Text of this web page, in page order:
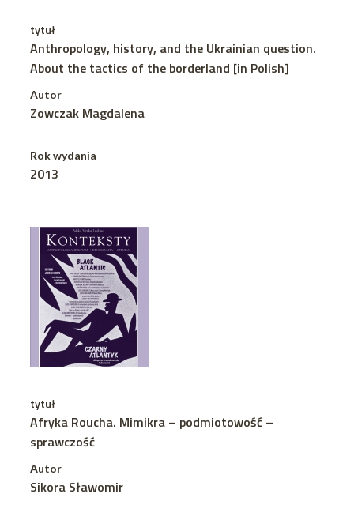
tytuł
Anthropology, history, and the Ukrainian question.
About the tactics of the borderland [in Polish]
Autor
Zowczak Magdalena
Rok wydania
2013
tytuł
Afryka Roucha. Mimikra – podmiotowość –
sprawczość
Autor
Sikora Sławomir